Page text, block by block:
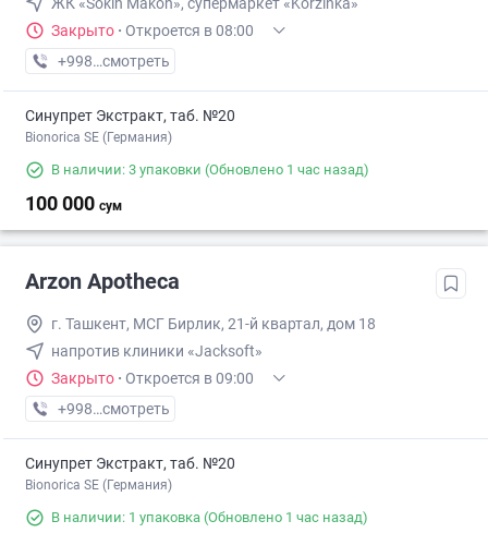
ЖК «Sokin Makon», супермаркет «Korzinka»
Закрыто · Откроется в 08:00
+998 (77) XXX-XX-XX
смотреть
Синупрет Экстракт, таб. №20
Bionorica SE (Германия)
В наличии: 3 упаковки (Обновлено 1 час назад)
100 000 сум
Arzon Apotheca
г. Ташкент, МСГ Бирлик, 21-й квартал, дом 18
напротив клиники «Jacksoft»
Закрыто · Откроется в 09:00
+998 (97) XXX-XX-XX
смотреть
Синупрет Экстракт, таб. №20
Bionorica SE (Германия)
В наличии: 1 упаковка (Обновлено 1 час назад)